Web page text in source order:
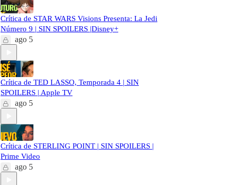
Crítica de STAR WARS Visions Presenta: La Jedi
Número 9 | SIN SPOILERS |Disney+
ago 5
Crítica de TED LASSO, Temporada 4 | SIN
SPOILERS | Apple TV
ago 5
Crítica de STERLING POINT | SIN SPOILERS |
Prime Video
ago 5